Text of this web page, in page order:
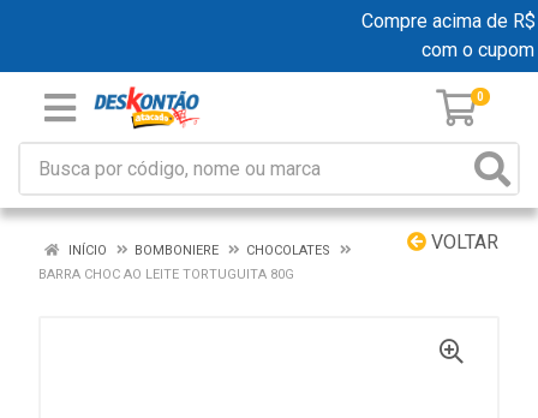
Compre acima de
com o cupom
0
VOLTAR
INÍCIO BOMBONIERE
CHOCOLATES
BARRA CHOC AO LEITE TORTUGUITA 80G